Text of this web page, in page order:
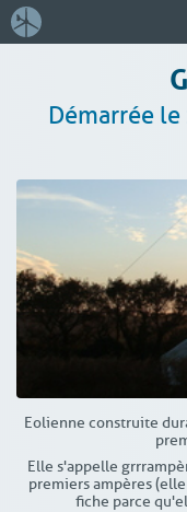
Démarrée
Eolienne construite
Elle s'appelle
premiers ampères
fiche parce